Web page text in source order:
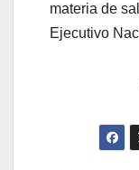
materia de
Ejecutivo